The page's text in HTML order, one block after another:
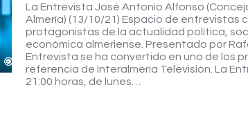
La Entrevista José Antonio Alfonso
Almería) (13/10/21) Espacio de entrevistas
protagonistas de la actualidad política,
económica almeriense. Presentado por
Entrevista se ha convertido en uno de los
referencia de Interalmería Televisión. La
21:00 horas, de lunes…